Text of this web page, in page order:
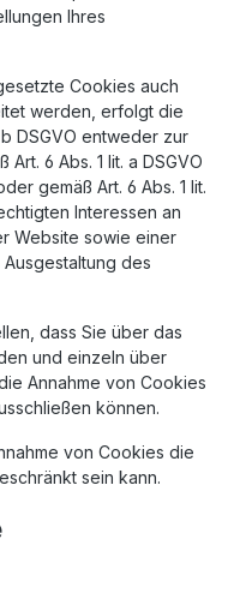
Ihres
Cookies auch
werden, erfolgt die
DSGVO entweder zur
6 Abs. 1 lit. a DSGVO
gemäß Art. 6 Abs. 1 lit.
Interessen an
Website sowie einer
des
dass Sie über das
und einzeln über
Annahme von Cookies
können.
von Cookies die
sein kann.